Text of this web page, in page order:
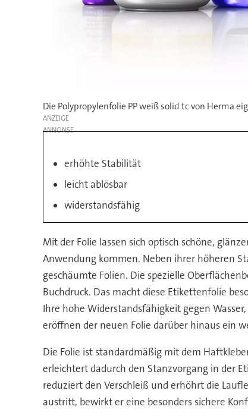
Die Polypropylenfolie PP weiß solid tc von Herma
ANZEIGE
erhöhte Stabilität
leicht ablösbar
widerstandsfähig
Mit der Folie lassen sich optisch schöne,
Anwendung kommen. Neben ihrer höheren
geschäumte Folien. Die spezielle
Buchdruck. Das macht diese Etikettenfolie
Ihre hohe Widerstandsfähigkeit gegen
eröffnen der neuen Folie darüber hinaus ein
Die Folie ist standardmäßig mit dem
erleichtert dadurch den Stanzvorgang in der
reduziert den Verschleiß und erhöhrt die
austritt, bewirkt er eine besonders sichere